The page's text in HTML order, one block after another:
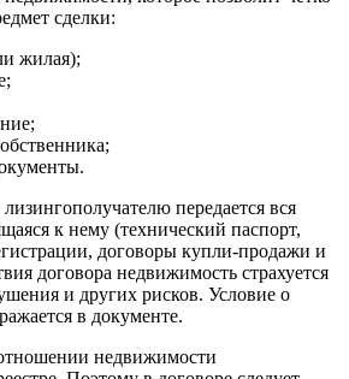
сделки:
жилая);
передается вся
к нему (технический паспорт,
договоры купли-продажи и
договора недвижимость страхуется
и других рисков. Условие о
в документе.
недвижимости